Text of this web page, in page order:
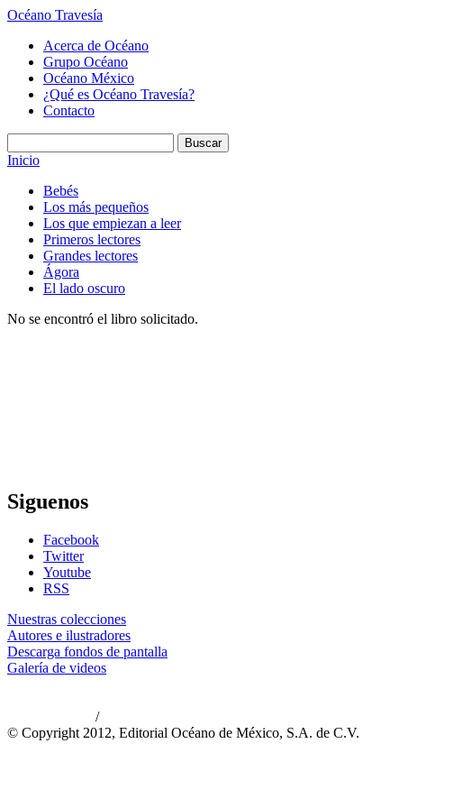
Océano Travesía
Acerca de Océano
Grupo Océano
Océano México
¿Qué es Océano Travesía?
Contacto
Inicio
Bebés
Los más pequeños
Los que empiezan a leer
Primeros lectores
Grandes lectores
Ágora
El lado oscuro
No se encontró el libro solicitado.
Siguenos
Facebook
Twitter
Youtube
RSS
Nuestras colecciones
Autores e ilustradores
Descarga fondos de pantalla
Galería de videos
/
© Copyright 2012, Editorial Océano de México, S.A. de C.V.